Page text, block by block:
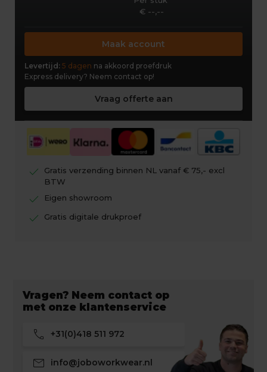
€ --,--
Maak account
Levertijd: 5 dagen na akkoord proefdruk
Express delivery? Neem contact op!
Vraag offerte aan
check
Gratis verzending binnen NL vanaf € 75,- excl
BTW
check Eigen showroom
check Gratis digitale drukproef
Vragen? Neem contact op
met onze klantenservice
call +31(0)418 511 972
mail info@joboworkwear.nl